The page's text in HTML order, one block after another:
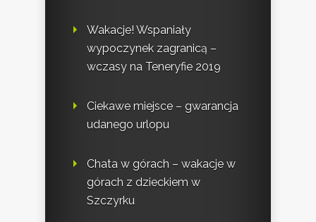
Wakacje! Wspaniały
wypoczynek zagranicą –
wczasy na Teneryfie 2019
Ciekawe miejsce – gwarancja
udanego urlopu
Chata w górach – wakacje w
górach z dzieckiem w
Szczyrku